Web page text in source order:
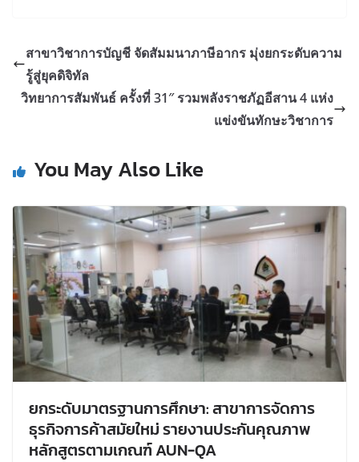
สาขาวิชาการบัญชี จัดสัมมนาภาษีอากร มุ่งยกระดับความ
รู้สู่ยุคดิจิทัล
วิทยาการสัมพันธ์ ครั้งที่ 31″ รวมพลังราชภัฏอีสาน 4 แห่ง
แข่งขันทักษะวิชาการ
You May Also Like
ยกระดับมาตรฐานการศึกษา: สาขาการจัดการ
ธุรกิจการค้าสมัยใหม่ รายงานประกันคุณภาพ
หลักสูตรตามเกณฑ์ AUN-QA